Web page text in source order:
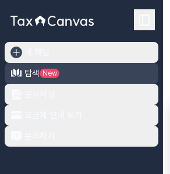
탐색
New